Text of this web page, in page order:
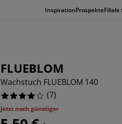
InspirationProspekte
FLUEBLOM
Wachstuch FLUEBLOM 140
(7)
Jetzt noch günstiger